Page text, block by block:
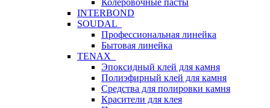
Колеровочные пасты
INTERBOND
SOUDAL
Профессиональная линейка
Бытовая линейка
TENAX
Эпоксидный клей для камня
Полиэфирный клей для камня
Средства для полировки камня
Красители для клея